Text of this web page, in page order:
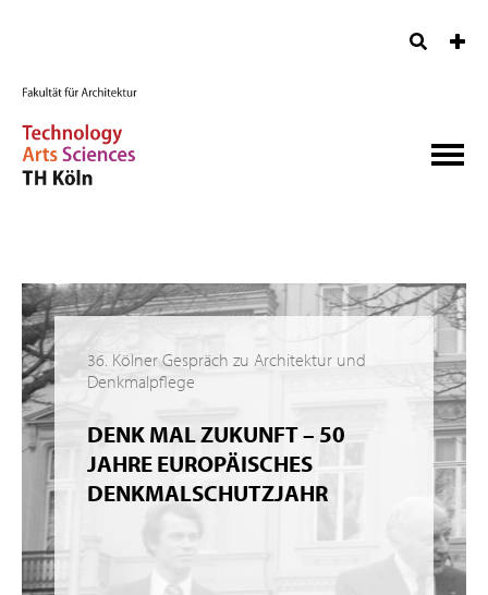
36. Kölner Gespräch zu Architektur und
Denkmalpflege
DENK MAL ZUKUNFT – 50
JAHRE EUROPÄISCHES
DENKMALSCHUTZJAHR